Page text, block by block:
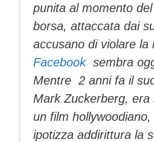
punita al momento
borsa, attaccata dai
accusano di violare la
Facebooksembra
Mentre 2 anni fa il
Mark Zuckerberg, era
un film
ipotizza addirittura la